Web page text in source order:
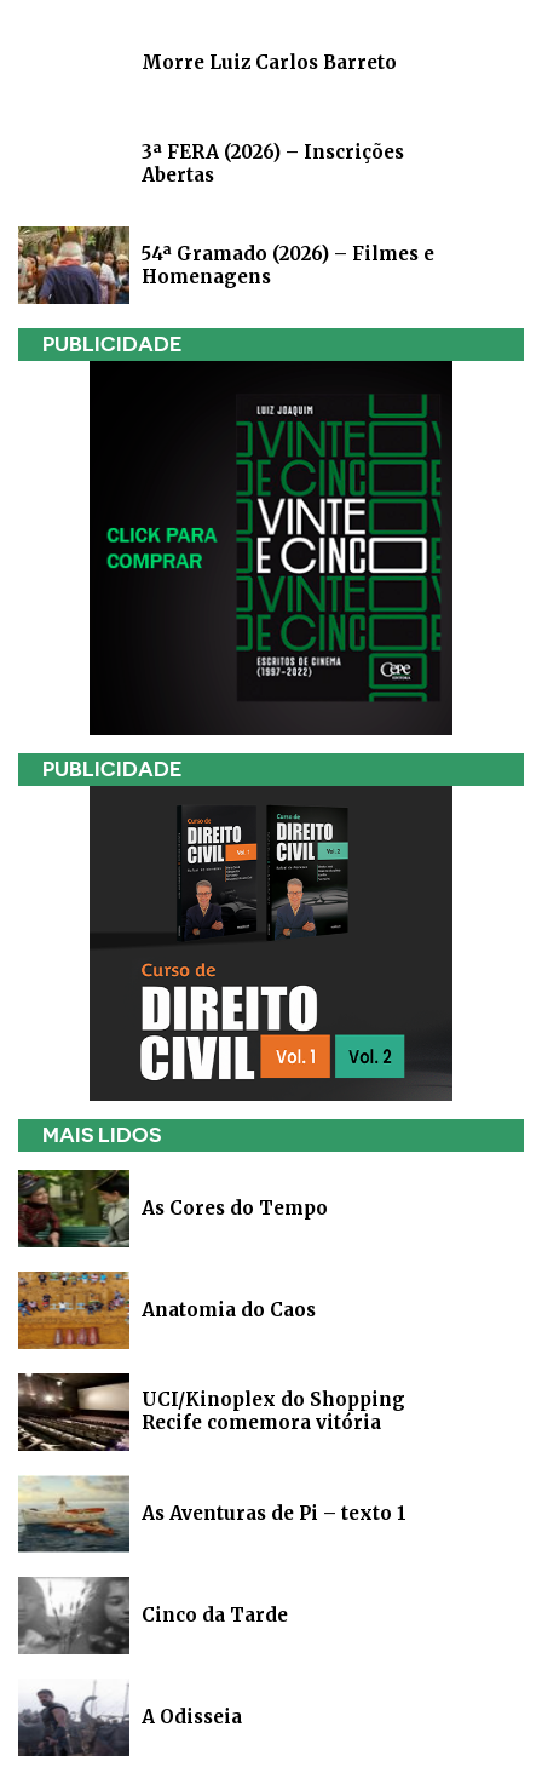
Morre Luiz Carlos Barreto
3ª FERA (2026) – Inscrições
Abertas
54ª Gramado (2026) – Filmes e
Homenagens
PUBLICIDADE
PUBLICIDADE
MAIS LIDOS
As Cores do Tempo
Anatomia do Caos
UCI/Kinoplex do Shopping
Recife comemora vitória
As Aventuras de Pi – texto 1
Cinco da Tarde
A Odisseia